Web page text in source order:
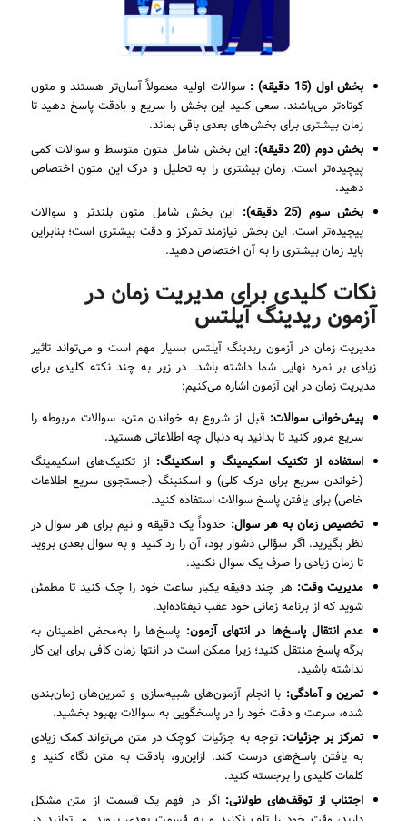
بخش اول (15 دقیقه) :
سوالات اولیه معمولاً آسان‌تر هستند و متون
کوتاه‌تر می‌باشند. سعی کنید این بخش را سریع و بادقت پاسخ دهید تا
زمان بیشتری برای بخش‌های بعدی باقی بماند.
بخش دوم (20 دقیقه):
این بخش شامل متون متوسط و سوالات کمی
پیچیده‌تر است. زمان بیشتری را به تحلیل و درک این متون اختصاص
دهید.
بخش سوم (25 دقیقه):
این بخش شامل متون بلندتر و سوالات
پیچیده‌تر است. این بخش نیازمند تمرکز و دقت بیشتری است؛ بنابراین
باید زمان بیشتری را به آن اختصاص دهید.
نکات کلیدی برای مدیریت زمان در
آزمون ریدینگ آیلتس
مدیریت زمان در آزمون ریدینگ آیلتس بسیار مهم است و می‌تواند تاثیر
زیادی بر نمره نهایی شما داشته باشد. در زیر به چند نکته کلیدی برای
مدیریت زمان در این آزمون اشاره می‌کنیم:
پیش‌خوانی سوالات: قبل از شروع به خواندن متن، سوالات مربوطه را
سریع مرور کنید تا بدانید به دنبال چه اطلاعاتی هستید.
استفاده از تکنیک اسکیمینگ و اسکنینگ: از تکنیک‌های اسکیمینگ
(خواندن سریع برای درک کلی) و اسکنینگ (جستجوی سریع اطلاعات
خاص) برای یافتن پاسخ سوالات استفاده کنید.
تخصیص زمان به هر سوال: حدوداً یک دقیقه و نیم برای هر سوال در
نظر بگیرید. اگر سؤالی دشوار بود، آن را رد کنید و به سوال بعدی بروید
تا زمان زیادی را صرف یک سوال نکنید.
مدیریت وقت: هر چند دقیقه یکبار ساعت خود را چک کنید تا مطمئن
شوید که از برنامه زمانی خود عقب نیفتاده‌اید.
عدم انتقال پاسخ‌ها در انتهای آزمون: پاسخ‌ها را به‌محض اطمینان به
برگه پاسخ منتقل کنید؛ زیرا ممکن است در انتها زمان کافی برای این کار
نداشته باشید.
تمرین و آمادگی: با انجام آزمون‌های شبیه‌سازی و تمرین‌های زمان‌بندی
شده، سرعت و دقت خود را در پاسخگویی به سوالات بهبود بخشید.
تمرکز بر جزئیات: توجه به جزئیات کوچک در متن می‌تواند کمک زیادی
به یافتن پاسخ‌های درست کند. ازاین‌رو، بادقت به متن نگاه کنید و
کلمات کلیدی را برجسته کنید.
اجتناب از توقف‌های طولانی: اگر در فهم یک قسمت از متن مشکل